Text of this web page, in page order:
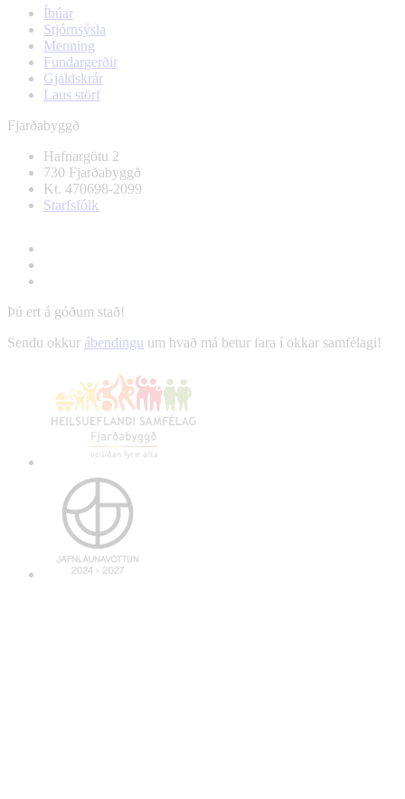
Íbúar
Stjórnsýsla
Menning
Fundargerðir
Gjaldskrár
Laus störf
Fjarðabyggð
Hafnargötu 2
730 Fjarðabyggð
Kt. 470698-2099
Starfsfólk
Þú ert á góðum stað!
Sendu okkur ábendingu um hvað má betur fara í okkar samfélagi!